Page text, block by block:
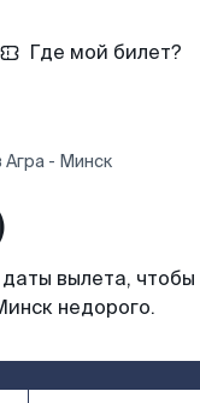
Где мой билет?
Агра - Минск
вылета, чтобы
недорого.